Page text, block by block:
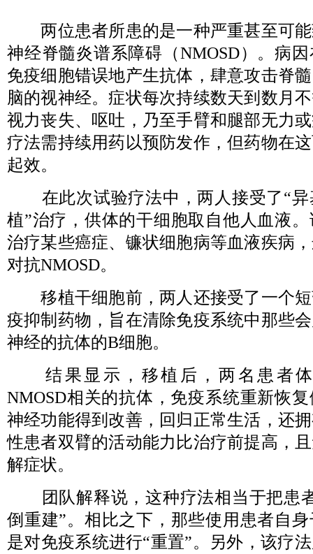
两位患者所患的是一种严重甚至可
神经脊髓炎谱系障碍（NMOSD）。病
免疫细胞错误地产生抗体，肆意攻击脊
脑的视神经。症状每次持续数天到数月
视力丧失、呕吐，乃至手臂和腿部无力
疗法需持续用药以预防发作，但药物在
起效。
在此次试验疗法中，两人接受了“异
植”治疗，供体的干细胞取自他人血液
治疗某些癌症、镰状细胞病等血液疾病
对抗NMOSD。
移植干细胞前，两人还接受了一个短
疫抑制药物，旨在清除免疫系统中那些
神经的抗体的B细胞。
结果显示，移植后，两名患者体
NMOSD相关的抗体，免疫系统重新恢
神经功能得到改善，回归正常生活，还
性患者双臂的活动能力比治疗前提高，
解症状。
团队解释说，这种疗法相当于把患
倒重建”。相比之下，那些使用患者自
是对免疫系统进行“重置”。另外，该疗